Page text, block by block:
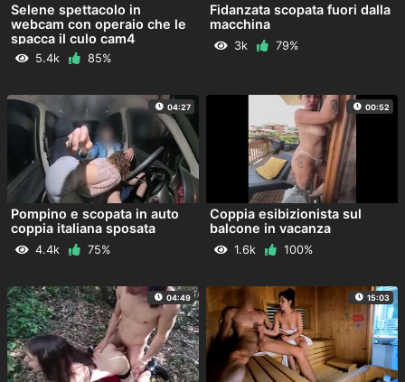
Selene spettacolo in
webcam con operaio che le
spacca il culo cam4
5.4k 85%
Fidanzata scopata fuori dalla
macchina
3k 79%
04:27
Pompino e scopata in auto
coppia italiana sposata
4.4k 75%
00:52
Coppia esibizionista sul
balcone in vacanza
1.6k 100%
04:49 15:03